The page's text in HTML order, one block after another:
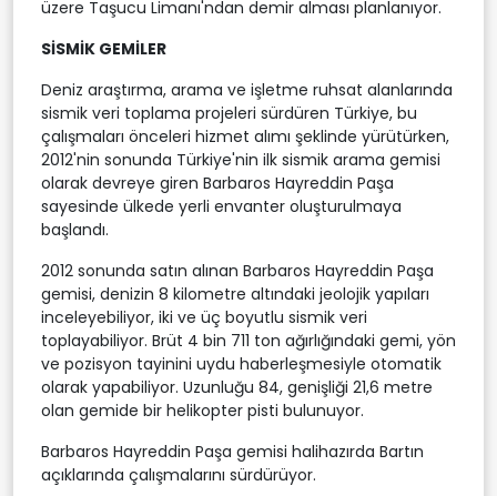
üzere Taşucu Limanı'ndan demir alması planlanıyor.
SİSMİK GEMİLER
Deniz araştırma, arama ve işletme ruhsat alanlarında
sismik veri toplama projeleri sürdüren Türkiye, bu
çalışmaları önceleri hizmet alımı şeklinde yürütürken,
2012'nin sonunda Türkiye'nin ilk sismik arama gemisi
olarak devreye giren Barbaros Hayreddin Paşa
sayesinde ülkede yerli envanter oluşturulmaya
başlandı.
2012 sonunda satın alınan Barbaros Hayreddin Paşa
gemisi, denizin 8 kilometre altındaki jeolojik yapıları
inceleyebiliyor, iki ve üç boyutlu sismik veri
toplayabiliyor. Brüt 4 bin 711 ton ağırlığındaki gemi, yön
ve pozisyon tayinini uydu haberleşmesiyle otomatik
olarak yapabiliyor. Uzunluğu 84, genişliği 21,6 metre
olan gemide bir helikopter pisti bulunuyor.
Barbaros Hayreddin Paşa gemisi halihazırda Bartın
açıklarında çalışmalarını sürdürüyor.